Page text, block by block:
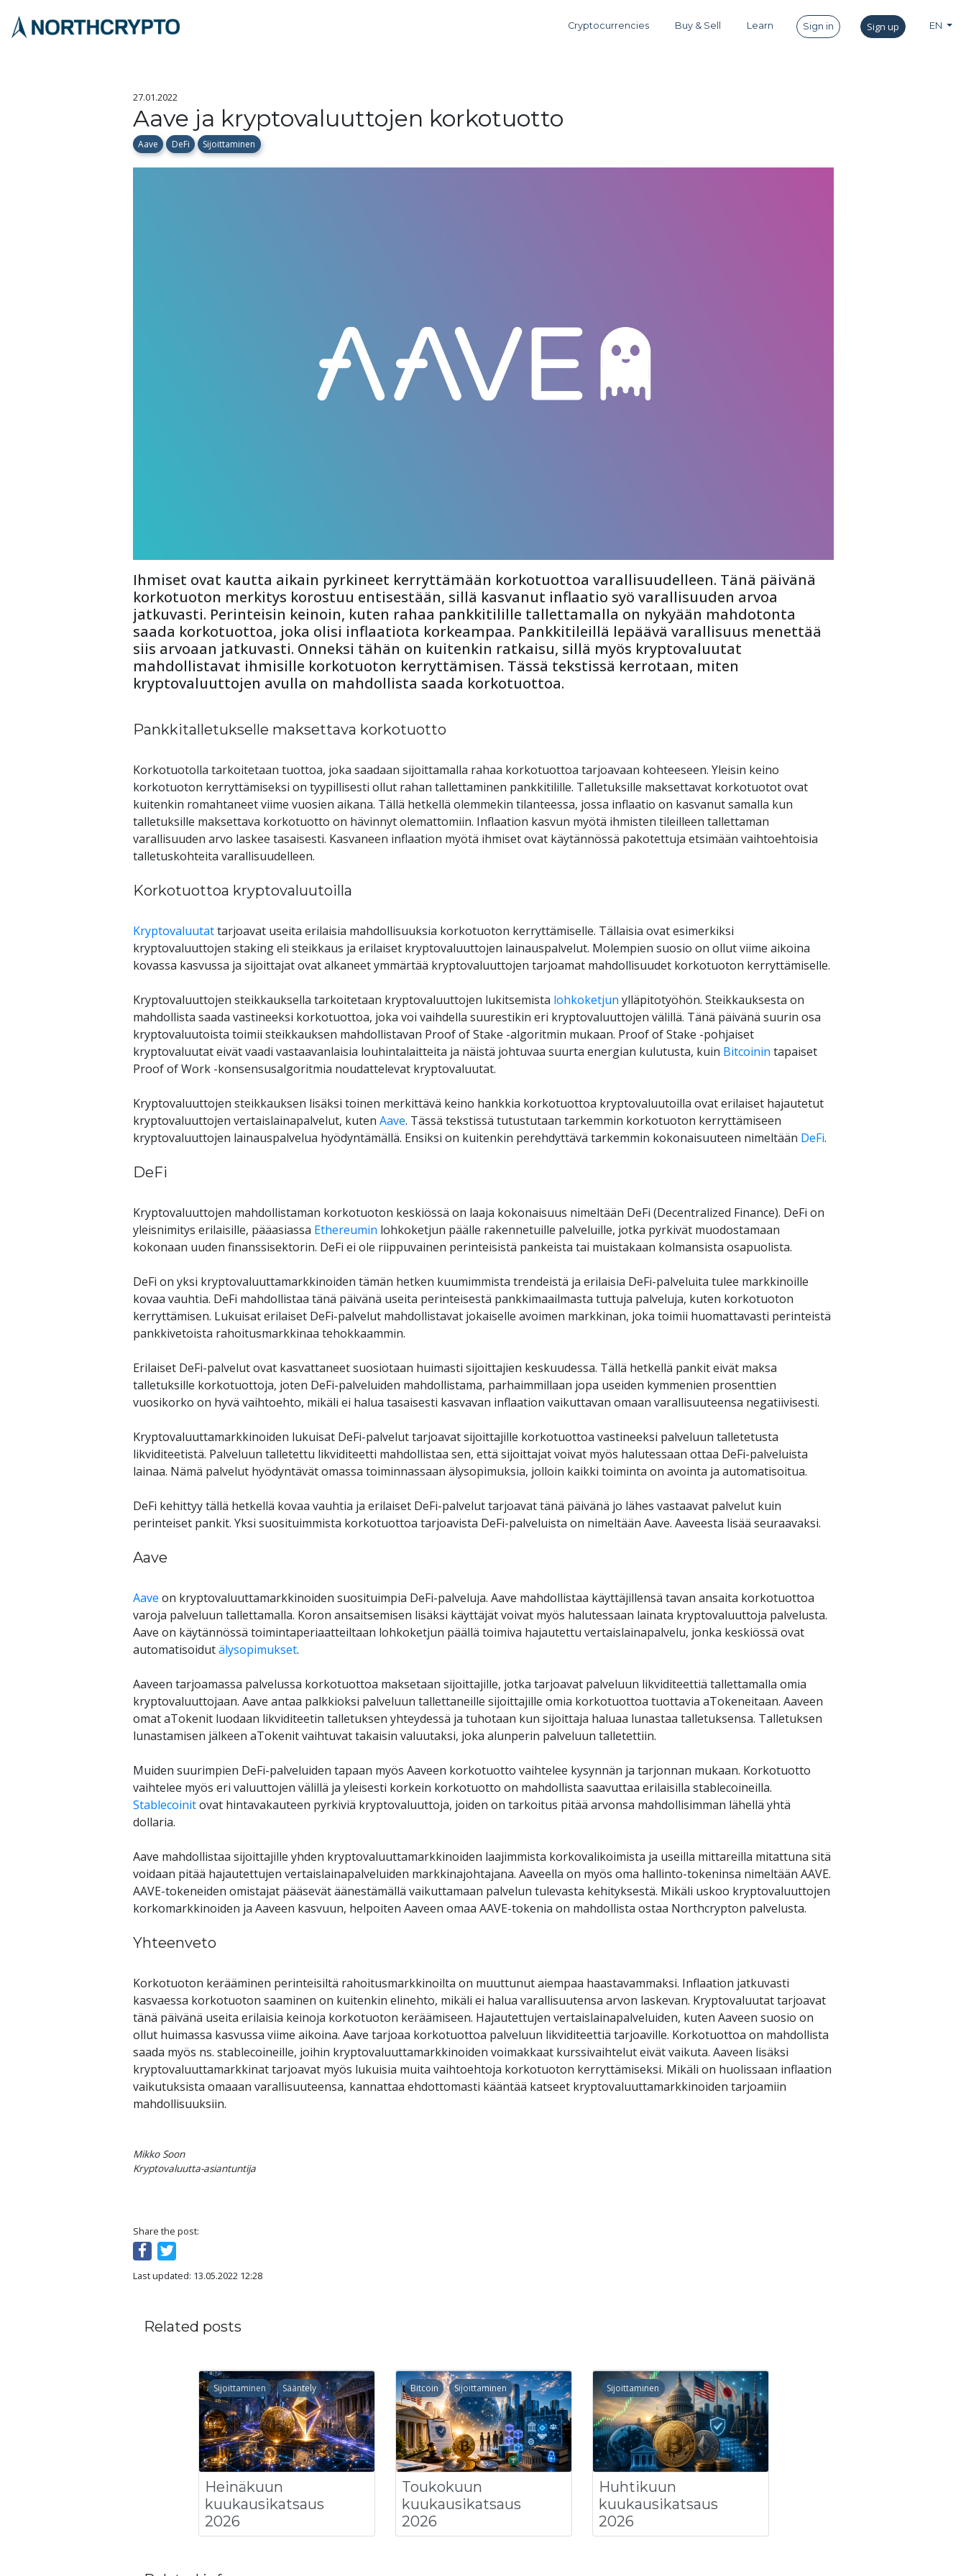
Cryptocurrencies Buy & Sell Learn Sign in Sign up EN
27.01.2022
Aave ja kryptovaluuttojen korkotuotto
Aave DeFi Sijoittaminen
Ihmiset ovat kautta aikain pyrkineet kerryttämään korkotuottoa varallisuudelleen. Tänä päivänä
korkotuoton merkitys korostuu entisestään, sillä kasvanut inflaatio syö varallisuuden arvoa
jatkuvasti. Perinteisin keinoin, kuten rahaa pankkitilille tallettamalla on nykyään mahdotonta
saada korkotuottoa, joka olisi inflaatiota korkeampaa. Pankkitileillä lepäävä varallisuus menettää
siis arvoaan jatkuvasti. Onneksi tähän on kuitenkin ratkaisu, sillä myös kryptovaluutat
mahdollistavat ihmisille korkotuoton kerryttämisen. Tässä tekstissä kerrotaan, miten
kryptovaluuttojen avulla on mahdollista saada korkotuottoa.
Pankkitalletukselle maksettava korkotuotto
Korkotuotolla tarkoitetaan tuottoa, joka saadaan sijoittamalla rahaa korkotuottoa tarjoavaan kohteeseen. Yleisin keino
korkotuoton kerryttämiseksi on tyypillisesti ollut rahan tallettaminen pankkitilille. Talletuksille maksettavat korkotuotot ovat
kuitenkin romahtaneet viime vuosien aikana. Tällä hetkellä olemmekin tilanteessa, jossa inflaatio on kasvanut samalla kun
talletuksille maksettava korkotuotto on hävinnyt olemattomiin. Inflaation kasvun myötä ihmisten tileilleen tallettaman
varallisuuden arvo laskee tasaisesti. Kasvaneen inflaation myötä ihmiset ovat käytännössä pakotettuja etsimään vaihtoehtoisia
talletuskohteita varallisuudelleen.
Korkotuottoa kryptovaluutoilla
Kryptovaluutat tarjoavat useita erilaisia mahdollisuuksia korkotuoton kerryttämiselle. Tällaisia ovat esimerkiksi
kryptovaluuttojen staking eli steikkaus ja erilaiset kryptovaluuttojen lainauspalvelut. Molempien suosio on ollut viime aikoina
kovassa kasvussa ja sijoittajat ovat alkaneet ymmärtää kryptovaluuttojen tarjoamat mahdollisuudet korkotuoton kerryttämiselle.
Kryptovaluuttojen steikkauksella tarkoitetaan kryptovaluuttojen lukitsemista lohkoketjun ylläpitotyöhön. Steikkauksesta on
mahdollista saada vastineeksi korkotuottoa, joka voi vaihdella suurestikin eri kryptovaluuttojen välillä. Tänä päivänä suurin osa
kryptovaluutoista toimii steikkauksen mahdollistavan Proof of Stake -algoritmin mukaan. Proof of Stake -pohjaiset
kryptovaluutat eivät vaadi vastaavanlaisia louhintalaitteita ja näistä johtuvaa suurta energian kulutusta, kuin Bitcoinin tapaiset
Proof of Work -konsensusalgoritmia noudattelevat kryptovaluutat.
Kryptovaluuttojen steikkauksen lisäksi toinen merkittävä keino hankkia korkotuottoa kryptovaluutoilla ovat erilaiset hajautetut
kryptovaluuttojen vertaislainapalvelut, kuten Aave. Tässä tekstissä tutustutaan tarkemmin korkotuoton kerryttämiseen
kryptovaluuttojen lainauspalvelua hyödyntämällä. Ensiksi on kuitenkin perehdyttävä tarkemmin kokonaisuuteen nimeltään DeFi.
DeFi
Kryptovaluuttojen mahdollistaman korkotuoton keskiössä on laaja kokonaisuus nimeltään DeFi (Decentralized Finance). DeFi on
yleisnimitys erilaisille, pääasiassa Ethereumin lohkoketjun päälle rakennetuille palveluille, jotka pyrkivät muodostamaan
kokonaan uuden finanssisektorin. DeFi ei ole riippuvainen perinteisistä pankeista tai muistakaan kolmansista osapuolista.
DeFi on yksi kryptovaluuttamarkkinoiden tämän hetken kuumimmista trendeistä ja erilaisia DeFi-palveluita tulee markkinoille
kovaa vauhtia. DeFi mahdollistaa tänä päivänä useita perinteisestä pankkimaailmasta tuttuja palveluja, kuten korkotuoton
kerryttämisen. Lukuisat erilaiset DeFi-palvelut mahdollistavat jokaiselle avoimen markkinan, joka toimii huomattavasti perinteistä
pankkivetoista rahoitusmarkkinaa tehokkaammin.
Erilaiset DeFi-palvelut ovat kasvattaneet suosiotaan huimasti sijoittajien keskuudessa. Tällä hetkellä pankit eivät maksa
talletuksille korkotuottoja, joten DeFi-palveluiden mahdollistama, parhaimmillaan jopa useiden kymmenien prosenttien
vuosikorko on hyvä vaihtoehto, mikäli ei halua tasaisesti kasvavan inflaation vaikuttavan omaan varallisuuteensa negatiivisesti.
Kryptovaluuttamarkkinoiden lukuisat DeFi-palvelut tarjoavat sijoittajille korkotuottoa vastineeksi palveluun talletetusta
likviditeetistä. Palveluun talletettu likviditeetti mahdollistaa sen, että sijoittajat voivat myös halutessaan ottaa DeFi-palveluista
lainaa. Nämä palvelut hyödyntävät omassa toiminnassaan älysopimuksia, jolloin kaikki toiminta on avointa ja automatisoitua.
DeFi kehittyy tällä hetkellä kovaa vauhtia ja erilaiset DeFi-palvelut tarjoavat tänä päivänä jo lähes vastaavat palvelut kuin
perinteiset pankit. Yksi suosituimmista korkotuottoa tarjoavista DeFi-palveluista on nimeltään Aave. Aaveesta lisää seuraavaksi.
Aave
Aave on kryptovaluuttamarkkinoiden suosituimpia DeFi-palveluja. Aave mahdollistaa käyttäjillensä tavan ansaita korkotuottoa
varoja palveluun tallettamalla. Koron ansaitsemisen lisäksi käyttäjät voivat myös halutessaan lainata kryptovaluuttoja palvelusta.
Aave on käytännössä toimintaperiaatteiltaan lohkoketjun päällä toimiva hajautettu vertaislainapalvelu, jonka keskiössä ovat
automatisoidut älysopimukset.
Aaveen tarjoamassa palvelussa korkotuottoa maksetaan sijoittajille, jotka tarjoavat palveluun likviditeettiä tallettamalla omia
kryptovaluuttojaan. Aave antaa palkkioksi palveluun tallettaneille sijoittajille omia korkotuottoa tuottavia aTokeneitaan. Aaveen
omat aTokenit luodaan likviditeetin talletuksen yhteydessä ja tuhotaan kun sijoittaja haluaa lunastaa talletuksensa. Talletuksen
lunastamisen jälkeen aTokenit vaihtuvat takaisin valuutaksi, joka alunperin palveluun talletettiin.
Muiden suurimpien DeFi-palveluiden tapaan myös Aaveen korkotuotto vaihtelee kysynnän ja tarjonnan mukaan. Korkotuotto
Stablecoinit ovat hintavakauteen pyrkiviä kryptovaluuttoja, joiden on tarkoitus pitää arvonsa mahdollisimman lähellä yhtä
dollaria.
Aave mahdollistaa sijoittajille yhden kryptovaluuttamarkkinoiden laajimmista korkovalikoimista ja useilla mittareilla mitattuna sitä
voidaan pitää hajautettujen vertaislainapalveluiden markkinajohtajana. Aaveella on myös oma hallinto-tokeninsa nimeltään AAVE.
AAVE-tokeneiden omistajat pääsevät äänestämällä vaikuttamaan palvelun tulevasta kehityksestä. Mikäli uskoo kryptovaluuttojen
korkomarkkinoiden ja Aaveen kasvuun, helpoiten Aaveen omaa AAVE-tokenia on mahdollista ostaa Northcrypton palvelusta.
Yhteenveto
Korkotuoton kerääminen perinteisiltä rahoitusmarkkinoilta on muuttunut aiempaa haastavammaksi. Inflaation jatkuvasti
kasvaessa korkotuoton saaminen on kuitenkin elinehto, mikäli ei halua varallisuutensa arvon laskevan. Kryptovaluutat tarjoavat
tänä päivänä useita erilaisia keinoja korkotuoton keräämiseen. Hajautettujen vertaislainapalveluiden, kuten Aaveen suosio on
ollut huimassa kasvussa viime aikoina. Aave tarjoaa korkotuottoa palveluun likviditeettiä tarjoaville. Korkotuottoa on mahdollista
saada myös ns. stablecoineille, joihin kryptovaluuttamarkkinoiden voimakkaat kurssivaihtelut eivät vaikuta. Aaveen lisäksi
kryptovaluuttamarkkinat tarjoavat myös lukuisia muita vaihtoehtoja korkotuoton kerryttämiseksi. Mikäli on huolissaan inflaation
vaikutuksista omaaan varallisuuteensa, kannattaa ehdottomasti kääntää katseet kryptovaluuttamarkkinoiden tarjoamiin
mahdollisuuksiin.
Mikko Soon
Kryptovaluutta-asiantuntija
Share the post:
Last updated: 13.05.2022 12:28
Related posts
Sijoittaminen Sääntely
Heinäkuun
kuukausikatsaus
2026
Bitcoin Sijoittaminen
Toukokuun
kuukausikatsaus
2026
Sijoittaminen
Huhtikuun
kuukausikatsaus
2026